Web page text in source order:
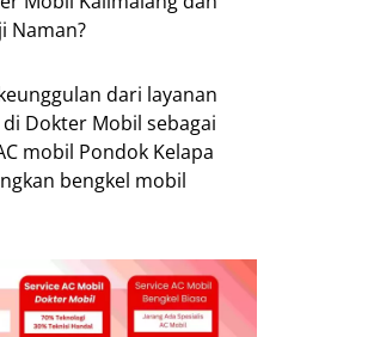
Naman?
dari layanan
Dokter Mobil sebagai
mobil Pondok Kelapa
bengkel mobil